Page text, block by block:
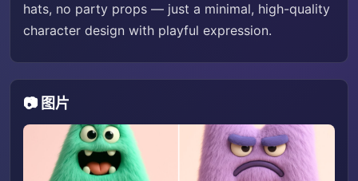
hats, no party props — just a minimal, high-quality
character design with playful expression.
📷 图片